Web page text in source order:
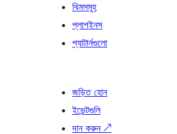
থিমসমূহ
প্লাগইনস
প্যাটার্নগুলো
জড়িত হোন
ইভেন্টগুলি
দান করুন ↗